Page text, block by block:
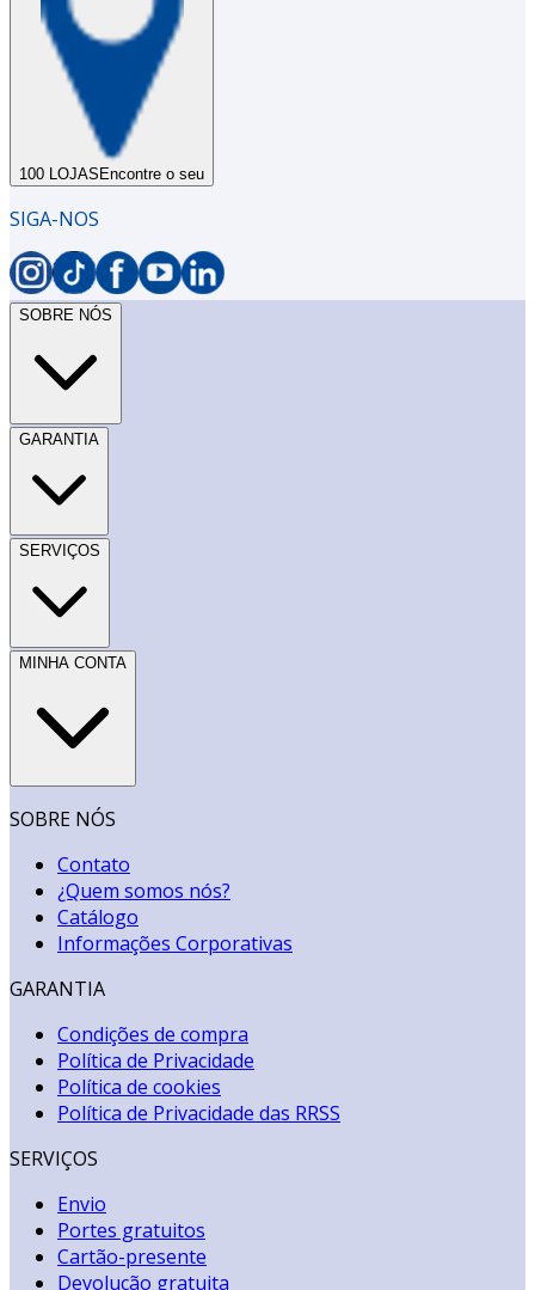
100 LOJASEncontre o seu
SIGA-NOS
SOBRE NÓS
GARANTIA
SERVIÇOS
MINHA CONTA
SOBRE NÓS
Contato
¿Quem somos nós?
Catálogo
Informações Corporativas
GARANTIA
Condições de compra
Política de Privacidade
Política de cookies
Política de Privacidade das RRSS
SERVIÇOS
Envio
Portes gratuitos
Cartão-presente
Devolução gratuita